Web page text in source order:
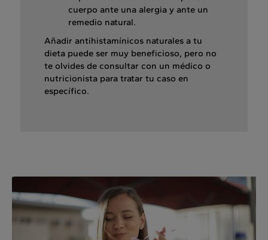
cuerpo ante una alergia y ante un
remedio natural.
Añadir antihistamínicos naturales a tu
dieta puede ser muy beneficioso, pero no
te olvides de consultar con un médico o
nutricionista para tratar tu caso en
específico.